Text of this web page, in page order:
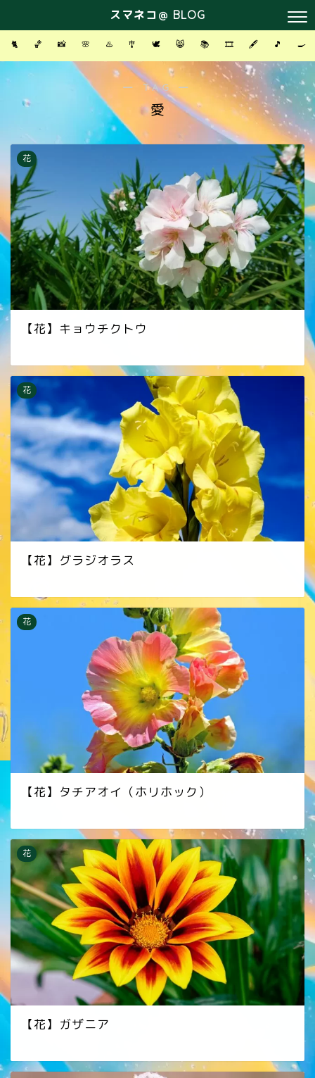
スマネコ＠ BLOG
🐈 🏀 📸 🌸 ♨️ 🎐 🕊 😸 📚 🎞 🖋 🎵 🍳
― TAG ―
愛
花
【花】キョウチクトウ
花
【花】グラジオラス
花
【花】タチアオイ（ホリホック）
花
【花】ガザニア